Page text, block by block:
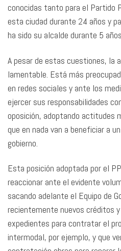
conocidas tanto para el Partido
esta ciudad durante 24 años y
ha sido su alcalde durante 5
A pesar de estas cuestiones, la
lamentable. Está más
en redes sociales y ante los
ejercer sus responsabilidades
oposición, adoptando actitudes
que en nada van a beneficiar a
gobierno.
Esta posición adoptada por el
reaccionar ante el evidente
sacando adelante el Equipo de
recientemente nuevos créditos
expedientes para contratar el
intermodal, por ejemplo, y que